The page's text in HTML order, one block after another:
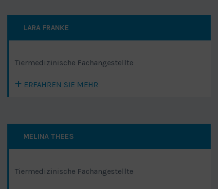
LARA FRANKE
Tiermedizinische Fachangestellte
ERFAHREN SIE MEHR
MELINA THEES
Tiermedizinische Fachangestellte